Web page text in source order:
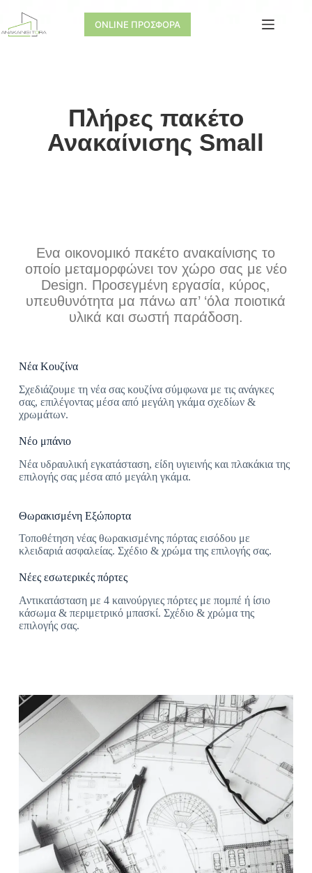
ONLINE ΠΡΟΣΦΟΡΑ
Πλήρες πακέτο
Ανακαίνισης Small
Ενα οικονομικό πακέτο ανακαίνισης το
οποίο μεταμορφώνει τον χώρο σας με νέο
Design. Προσεγμένη εργασία, κύρος,
υπευθυνότητα μα πάνω απ’ ‘όλα ποιοτικά
υλικά και σωστή παράδοση.
Νέα Κουζίνα
Σχεδιάζουμε τη νέα σας κουζίνα σύμφωνα με τις ανάγκες
σας, επιλέγοντας μέσα από μεγάλη γκάμα σχεδίων &
χρωμάτων.
Νέο μπάνιο
Νέα υδραυλική εγκατάσταση, είδη υγιεινής και πλακάκια της
επιλογής σας μέσα από μεγάλη γκάμα.
Θωρακισμένη Εξώπορτα
Τοποθέτηση νέας θωρακισμένης πόρτας εισόδου με
κλειδαριά ασφαλείας. Σχέδιο & χρώμα της επιλογής σας.
Νέες εσωτερικές πόρτες
Αντικατάσταση με 4 καινούργιες πόρτες με πομπέ ή ίσιο
κάσωμα & περιμετρικό μπασκί. Σχέδιο & χρώμα της
επιλογής σας.